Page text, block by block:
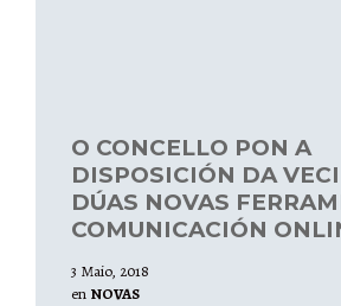
O CONCELLO PON A
DISPOSICIÓN DA
DÚAS NOVAS
COMUNICACIÓN
3 Maio, 2018
en NOVAS